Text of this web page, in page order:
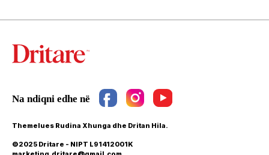
Themelues Rudina Xhunga dhe Dritan Hila.
©2025 Dritare - NIPT L91412001K